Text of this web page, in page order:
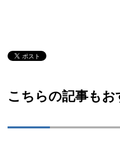
こちらの記事も